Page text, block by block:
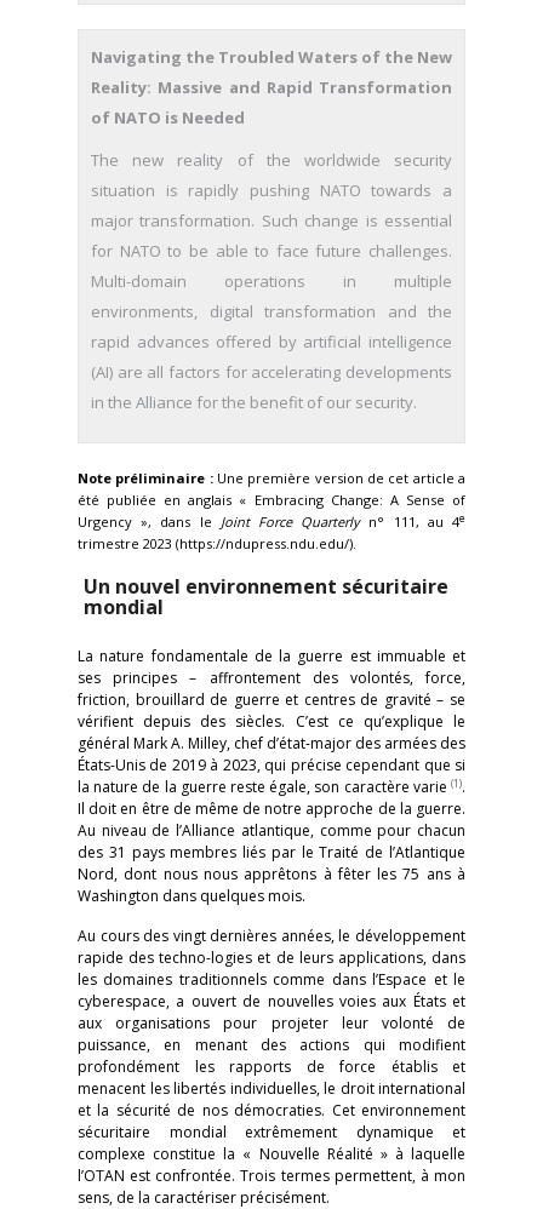
Navigating the Troubled Waters of the New
Reality: Massive and Rapid Transformation
of NATO is Needed
The new reality of the worldwide security
situation is rapidly pushing NATO towards a
major transformation. Such change is essential
for NATO to be able to face future challenges.
Multi-domain operations in multiple
environments, digital transformation and the
rapid advances offered by artificial intelligence
(AI) are all factors for accelerating developments
in the Alliance for the benefit of our security.
Note préliminaire :Une première version de cet article a
été publiée en anglais « Embracing Change: A Sense of
Urgency », dans le Joint Force Quarterlyn° 111, au 4e
trimestre 2023 (https://ndupress.ndu.edu/).
Un nouvel environnement sécuritaire
mondial
La nature fondamentale de la guerre est immuable et
ses principes – affrontement des volontés, force,
friction, brouillard de guerre et centres de gravité – se
vérifient depuis des siècles. C’est ce qu’explique le
général Mark A. Milley, chef d’état-major des armées des
États-Unis de 2019 à 2023, qui précise cependant que si
la nature de la guerre reste égale, son caractère varie (1).
Il doit en être de même de notre approche de la guerre.
Au niveau de l’Alliance atlantique, comme pour chacun
des 31 pays membres liés par le Traité de l’Atlantique
Nord, dont nous nous apprêtons à fêter les 75 ans à
Washington dans quelques mois.
Au cours des vingt dernières années, le développement
rapide des techno-logies et de leurs applications, dans
les domaines traditionnels comme dans l’Espace et le
cyberespace, a ouvert de nouvelles voies aux États et
aux organisations pour projeter leur volonté de
puissance, en menant des actions qui modifient
profondément les rapports de force établis et
menacent les libertés individuelles, le droit international
et la sécurité de nos démocraties. Cet environnement
sécuritaire mondial extrêmement dynamique et
complexe constitue la « Nouvelle Réalité » à laquelle
l’OTAN est confrontée. Trois termes permettent, à mon
sens, de la caractériser précisément.